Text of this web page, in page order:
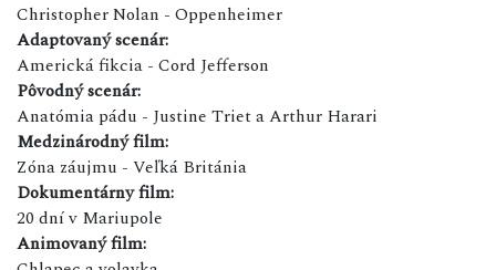
Christopher Nolan - Oppenheimer
Adaptovaný scenár:
Americká fikcia - Cord Jefferson
Pôvodný scenár:
Anatómia pádu - Justine Triet a Arthur Harari
Medzinárodný film:
Zóna záujmu - Veľká Británia
Dokumentárny film:
20 dní v Mariupole
Animovaný film: